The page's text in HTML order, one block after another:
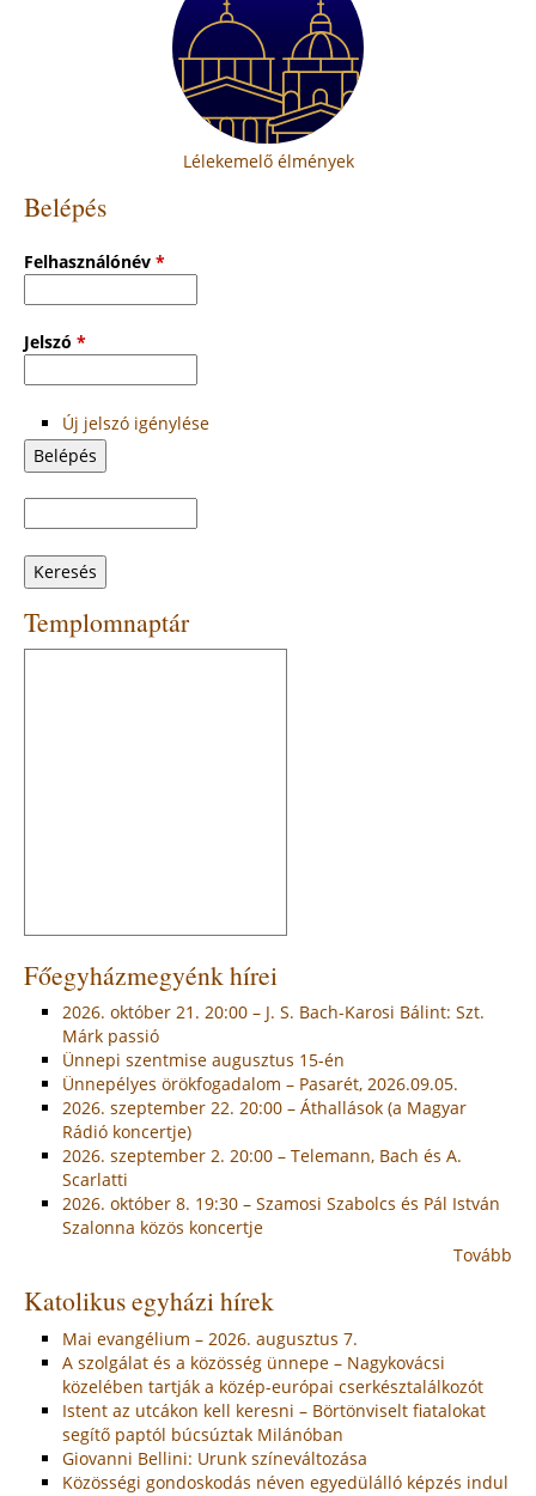
Lélekemelő élmények
Belépés
Felhasználónév *
Jelszó *
Új jelszó igénylése
Keresés
űrlap
Templomnaptár
Főegyházmegyénk hírei
2026. október 21. 20:00 – J. S. Bach-Karosi Bálint: Szt.
Márk passió
Ünnepi szentmise augusztus 15-én
Ünnepélyes örökfogadalom – Pasarét, 2026.09.05.
2026. szeptember 22. 20:00 – Áthallások (a Magyar
Rádió koncertje)
2026. szeptember 2. 20:00 – Telemann, Bach és A.
Scarlatti
2026. október 8. 19:30 – Szamosi Szabolcs és Pál István
Szalonna közös koncertje
Tovább
Katolikus egyházi hírek
Mai evangélium – 2026. augusztus 7.
A szolgálat és a közösség ünnepe – Nagykovácsi
közelében tartják a közép-európai cserkésztalálkozót
Istent az utcákon kell keresni – Börtönviselt fiatalokat
segítő paptól búcsúztak Milánóban
Giovanni Bellini: Urunk színeváltozása
Közösségi gondoskodás néven egyedülálló képzés indul